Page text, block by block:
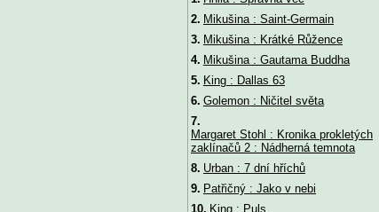
2. Mikušina : Saint-Germain
3. Mikušina : Krátké Růžence
4. Mikušina : Gautama Buddha
5. King : Dallas 63
6. Golemon : Ničitel světa
7.
Margaret Stohl : Kronika prokletých
zaklínačů 2 : Nádherná temnota
8. Urban : 7 dní hříchů
9. Patřičný : Jako v nebi
10. King : Puls